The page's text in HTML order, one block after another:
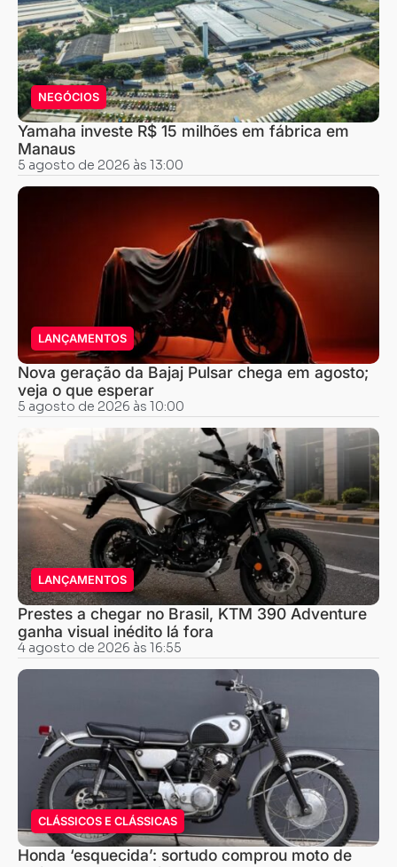
NEGÓCIOS
Yamaha investe R$ 15 milhões em fábrica em
Manaus
5 agosto de 2026 às 13:00
LANÇAMENTOS
Nova geração da Bajaj Pulsar chega em agosto;
veja o que esperar
5 agosto de 2026 às 10:00
LANÇAMENTOS
Prestes a chegar no Brasil, KTM 390 Adventure
ganha visual inédito lá fora
4 agosto de 2026 às 16:55
CLÁSSICOS E CLÁSSICAS
Honda ‘esquecida’: sortudo comprou moto de